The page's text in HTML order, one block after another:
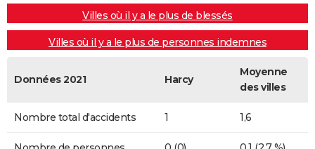
Villes où il y a le plus de blessés
Villes où il y a le plus de personnes indemnes
Données 2021 Harcy
Moyenne
des villes
Nombre total d'accidents 1 1,6